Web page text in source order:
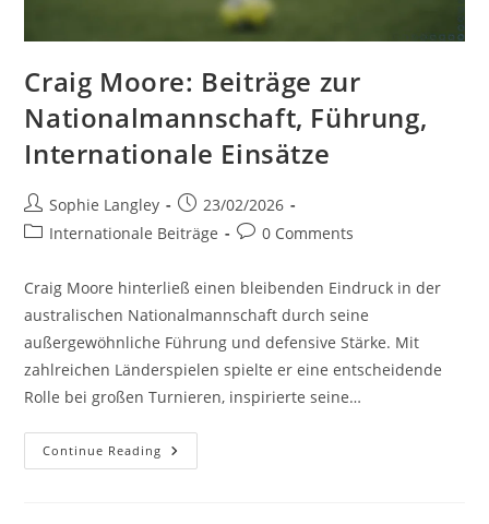
Craig Moore: Beiträge zur
Nationalmannschaft, Führung,
Internationale Einsätze
Post
author:
Sophie Langley
Post
published:
23/02/2026
PostInternationale Beiträge
Post0 Comments
Craig Moore hinterließ einen bleibenden Eindruck in der
australischen Nationalmannschaft durch seine
außergewöhnliche Führung und defensive Stärke. Mit
zahlreichen Länderspielen spielte er eine entscheidende
Rolle bei großen Turnieren, inspirierte seine…
Continue Reading Craig
Moore: